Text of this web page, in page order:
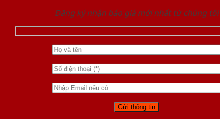
Đăng ký nhận báo giá mới nhất từ chúng tôi